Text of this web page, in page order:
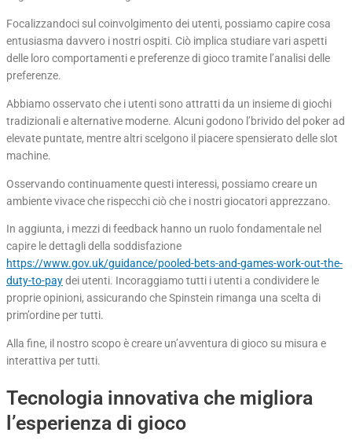
Focalizzandoci sul coinvolgimento dei utenti, possiamo capire cosa
entusiasma davvero i nostri ospiti. Ciò implica studiare vari aspetti
delle loro comportamenti e preferenze di gioco tramite l’analisi delle
preferenze.
Abbiamo osservato che i utenti sono attratti da un insieme di giochi
tradizionali e alternative moderne. Alcuni godono l’brivido del poker ad
elevate puntate, mentre altri scelgono il piacere spensierato delle slot
machine.
Osservando continuamente questi interessi, possiamo creare un
ambiente vivace che rispecchi ciò che i nostri giocatori apprezzano.
In aggiunta, i mezzi di feedback hanno un ruolo fondamentale nel
capire le dettagli della soddisfazione
https://www.gov.uk/guidance/pooled-bets-and-games-work-out-the-
duty-to-paydei utenti. Incoraggiamo tutti i utenti a condividere le
proprie opinioni, assicurando che Spinstein rimanga una scelta di
prim’ordine per tutti.
Alla fine, il nostro scopo è creare un’avventura di gioco su misura e
interattiva per tutti.
Tecnologia innovativa che migliora
l’esperienza di gioco